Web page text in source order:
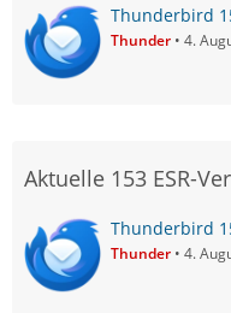
Thunderbird
Thunder 4.
Aktuelle 153 ESR-
Thunderbird
Thunder 4.